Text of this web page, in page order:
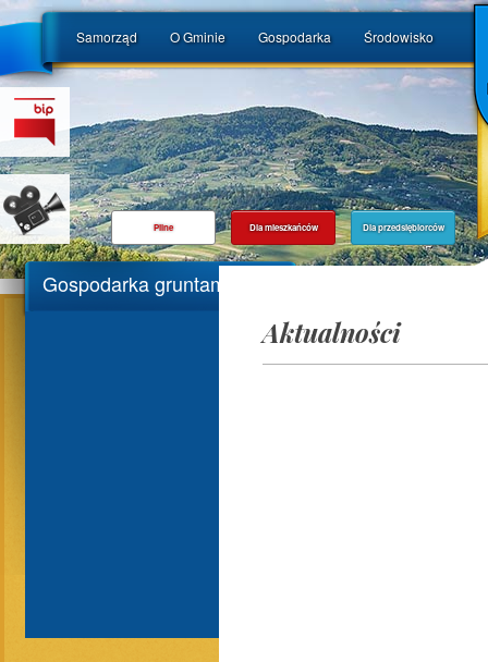
Samorząd O Gminie Gospodarka Środowisko
Pilne Dla mieszkańców Dla przedsiębiorców
Gospodarka gruntami
Aktualności